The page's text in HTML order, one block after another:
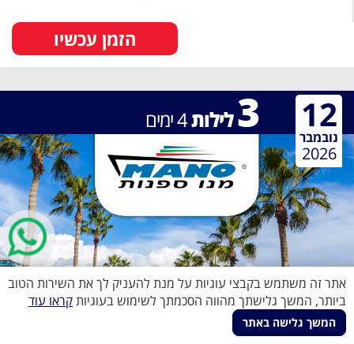
הזמן עכשיו
3לילות4ימים 12
נובמבר
2026
אתר זה משתמש בקבצי עוגיות על מנת להעניק לך את השירות הטוב
ביותר, המשך גלישתך מהווה הסכמתך לשימוש בעוגיותקראו עוד
המשך גלישה באתר